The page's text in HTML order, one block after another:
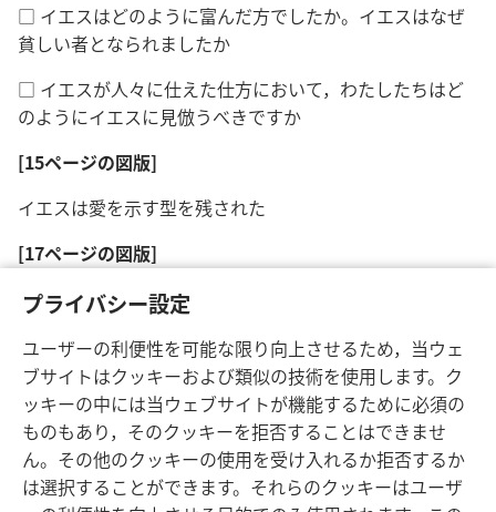
プライバシー設定
ユーザーの利便性を可能な限り向上させるため，当ウェ
ブサイトはクッキーおよび類似の技術を使用します。ク
ッキーの中には当ウェブサイトが機能するために必須の
ものもあり，そのクッキーを拒否することはできませ
ん。その他のクッキーの使用を受け入れるか拒否するか
は選択することができます。それらのクッキーはユーザ
□ イエスはどのように富んだ方でしたか。イエスはなぜ
貧しい者となられましたか
□ イエスが人々に仕えた仕方において，わたしたちはど
のようにイエスに見倣うべきですか
[15ページの図版]
イエスは愛を示す型を残された
[17ページの図版]
イエスは弟子たちがイエスに対する愛をどのように表わす